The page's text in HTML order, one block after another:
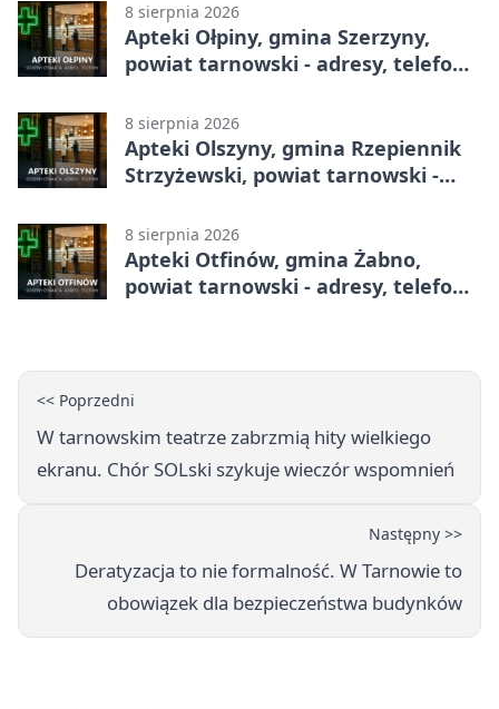
8 sierpnia 2026
Apteki Ołpiny, gmina Szerzyny,
powiat tarnowski - adresy, telefony,
8 sierpnia 2026
Apteki Olszyny, gmina Rzepiennik
Strzyżewski, powiat tarnowski -
8 sierpnia 2026
Apteki Otfinów, gmina Żabno,
powiat tarnowski - adresy, telefony,
<< Poprzedni
W tarnowskim teatrze zabrzmią hity wielkiego
ekranu. Chór SOLski szykuje wieczór wspomnień
Następny >>
Deratyzacja to nie formalność. W Tarnowie to
obowiązek dla bezpieczeństwa budynków